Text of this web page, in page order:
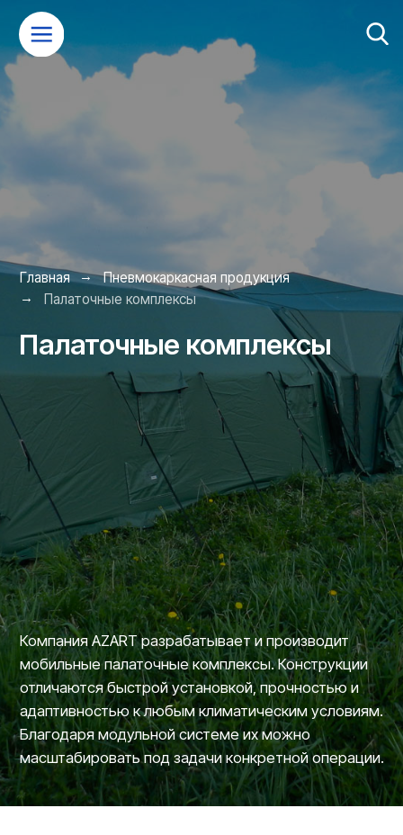
Палаточные комплексы
Компания AZART разрабатывает и производит
мобильные палаточные комплексы. Конструкции
отличаются быстрой установкой, прочностью и
адаптивностью к любым климатическим условиям.
Благодаря модульной системе их можно
масштабировать под задачи конкретной операции.